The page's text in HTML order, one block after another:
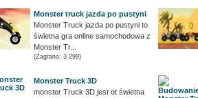
Monster truck jazda po pustyni
Monster Truck jazda po pustyni to
świetna gra online samochodowa z
Monster Tr...
(Zagrano: 3 299)
Monster Truck 3D
monster Truck 3D jest ot świetna